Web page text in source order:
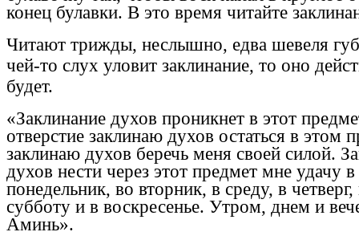
конец булавки. В это время читайте
Читают трижды, неслышно, едва шевеля
чей-то слух уловит заклинание, то оно
будет.
«Заклинание духов проникнет в этот
отверстие заклинаю духов остаться в этом
заклинаю духов беречь меня своей силой.
духов нести через этот предмет мне удачу в
понедельник, во вторник, в среду, в
субботу и в воскресенье. Утром, днем и
Аминь».